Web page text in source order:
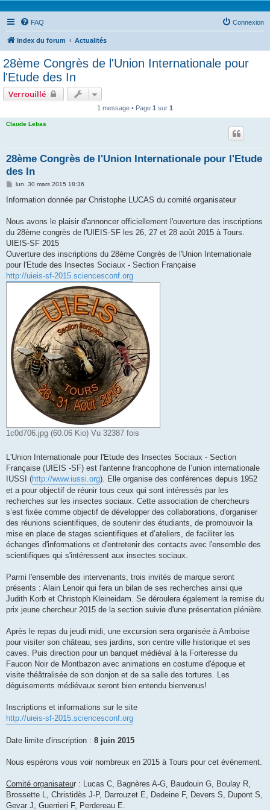
FAQ Connexion
Index du forum Actualités
28ème Congrès de l'Union Internationale pour
l'Etude des In
Verrouillé
1 message • Page 1 sur 1
Claude Lebas
28ème Congrès de l'Union Internationale pour l'Etude
des In
M
s
g
lun. 30 mars 2015 18:36
Information donnée par Christophe LUCAS du comité organisateur
Nous avons le plaisir d'annoncer officiellement l'ouverture des inscriptions
du 28ème congrès de l'UIEIS-SF les 26, 27 et 28 août 2015 à Tours.
UIEIS-SF 2015
Ouverture des inscriptions du 28ème Congrès de l'Union Internationale
pour l'Etude des Insectes Sociaux - Section Française
http://uieis-sf-2015.sciencesconf.org
1c0d706.jpg (60.06 Kio) Vu 32387 fois
L'Union Internationale pour l'Etude des Insectes Sociaux - Section
Française (UIEIS -SF) est l'antenne francophone de l’union internationale
IUSSI (http://www.iussi.org). Elle organise des conférences depuis 1952
et a pour objectif de réunir tous ceux qui sont intéressés par les
recherches sur les insectes sociaux. Cette association de chercheurs
s’est fixée comme objectif de développer des collaborations, d'organiser
des réunions scientifiques, de soutenir des étudiants, de promouvoir la
mise en place de stages scientifiques et d’ateliers, de faciliter les
échanges d'informations et d'entretenir des contacts avec l'ensemble des
scientifiques qui s'intéressent aux insectes sociaux.
Parmi l'ensemble des intervenants, trois invités de marque seront
présents : Alain Lenoir qui fera un bilan de ses recherches ainsi que
Judith Korb et Christoph Kleineidam. Se déroulera également la remise du
prix jeune chercheur 2015 de la section suivie d'une présentation plénière.
Après le repas du jeudi midi, une excursion sera organisée à Amboise
pour visiter son château, ses jardins, son centre ville historique et ses
caves. Puis direction pour un banquet médiéval à la Forteresse du
Faucon Noir de Montbazon avec animations en costume d'époque et
visite théâtralisée de son donjon et de sa salle des tortures. Les
déguisements médiévaux seront bien entendu bienvenus!
Inscriptions et informations sur le site
http://uieis-sf-2015.sciencesconf.org
Date limite d'inscription : 8 juin 2015
Nous espérons vous voir nombreux en 2015 à Tours pour cet événement.
Comité organisateur : Lucas C, Bagnères A-G, Baudouin G, Boulay R,
Brossette L, Christidès J-P, Darrouzet E, Dedeine F, Devers S, Dupont S,
Gevar J, Guerrieri F, Perdereau E.